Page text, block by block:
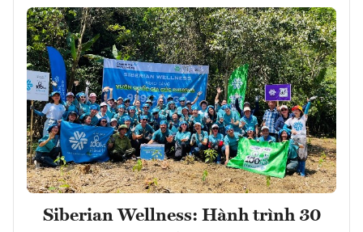
Siberian Wellness: Hành trình 30